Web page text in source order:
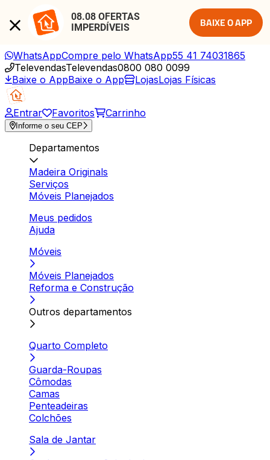
08.08 OFERTAS
IMPERDÍVEIS
BAIXE O APP
WhatsAppCompre pelo WhatsApp55 41 74031865
TelevendasTelevendas0800 080 0099
Baixe o AppBaixe o App LojasLojas Físicas
Entrar Favoritos Carrinho
Informe o seu CEP
Departamentos
Madeira Originals
Serviços
Móveis Planejados
Meus pedidos
Ajuda
Móveis
Móveis Planejados
Reforma e Construção
Outros departamentos
Quarto Completo
Guarda-Roupas
Cômodas
Camas
Penteadeiras
Colchões
Sala de Jantar